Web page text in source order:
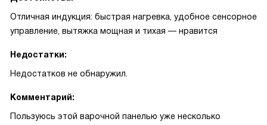
Отличная индукция: быстрая нагревка, удобное сенсорное
управление, вытяжка мощная и тихая — нравится
Недостатки:
Недостатков не обнаружил.
Комментарий:
Пользуюсь этой варочной панелью уже несколько